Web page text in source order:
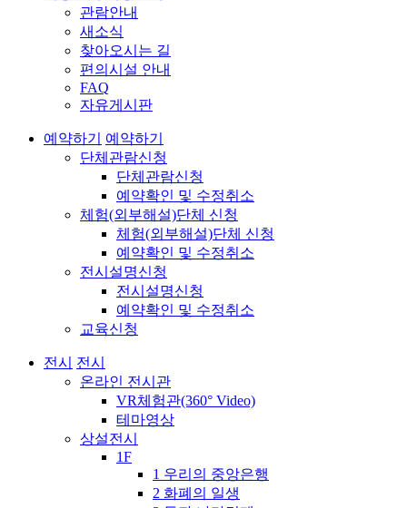
관람안내
새소식
찾아오시는 길
편의시설 안내
FAQ
자유게시판
예약하기
예약하기
단체관람신청
단체관람신청
예약확인 및 수정취소
체험(외부해설)단체 신청
체험(외부해설)단체 신청
예약확인 및 수정취소
전시설명신청
전시설명신청
예약확인 및 수정취소
교육신청
전시
전시
온라인 전시관
VR체험관(360° Video)
테마영상
상설전시
1F
1 우리의 중앙은행
2 화폐의 일생